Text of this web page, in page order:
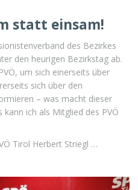
statt einsam!
des Bezirkes
den heurigen Bezirkstag ab.
um sich einerseits über
sich über den
– was macht dieser
ich als Mitglied des PVÖ
Tirol Herbert Striegl …